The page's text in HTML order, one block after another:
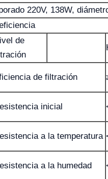
220V, 138W,
de
de filtración
inicial
a la temperatura
a la humedad